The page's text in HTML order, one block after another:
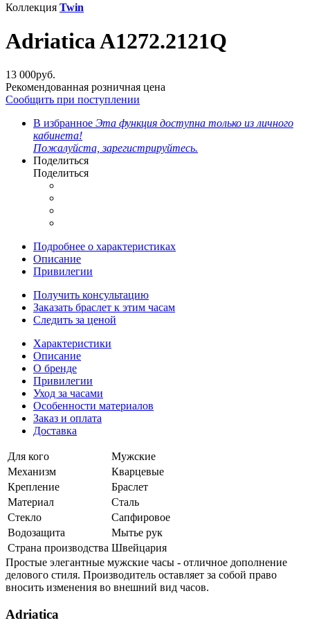
Коллекция Twin
Adriatica A1272.2121Q
13 000руб.
Рекомендованная розничная цена
Сообщить при поступлении
В избранное Эта функция доступна только из личного
кабинета!
Пожалуйста, зарегистрируйтесь.
Поделиться
Поделиться
Подробнее о характеристиках
Описание
Привилегии
Получить консультацию
Заказать браслет к этим часам
Следить за ценой
Характеристики
Описание
О бренде
Привилегии
Уход за часами
Особенности материалов
Заказ и оплата
Доставка
Для кого
Мужские
Механизм
Кварцевые
Крепление
Браслет
Материал
Сталь
Стекло
Сапфировое
Водозащита
Мытье рук
Страна производства Швейцария
Простые элегантные мужские часы - отличное дополнение
делового стиля. Производитель оставляет за собой право
вносить изменения во внешний вид часов.
Adriatica